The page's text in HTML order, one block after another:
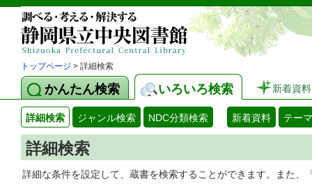
トップページ > 詳細検索
かんたん検索 いろいろ検索 新着資料
詳細検索 ジャンル検索 NDC分類検索 新着資料 テー
詳細検索
詳細な条件を設定して、蔵書を検索することができます。また